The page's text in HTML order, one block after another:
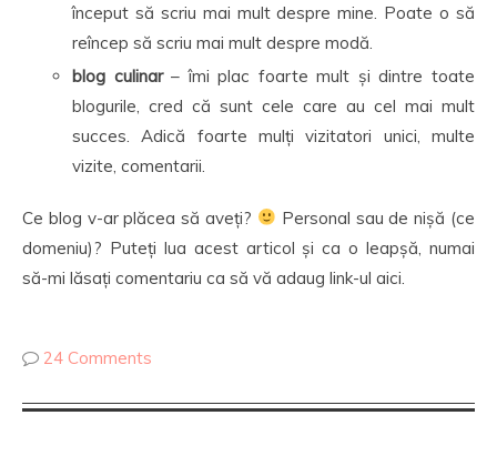
început să scriu mai mult despre mine. Poate o să
reîncep să scriu mai mult despre modă.
blog culinar– îmi plac foarte mult și dintre toate
blogurile, cred că sunt cele care au cel mai mult
succes. Adică foarte mulți vizitatori unici, multe
vizite, comentarii.
Ce blog v-ar plăcea să aveți?
Personal sau de nișă (ce
domeniu)? Puteți lua acest articol și ca o leapșă, numai
să-mi lăsați comentariu ca să vă adaug link-ul aici.
24 Comments